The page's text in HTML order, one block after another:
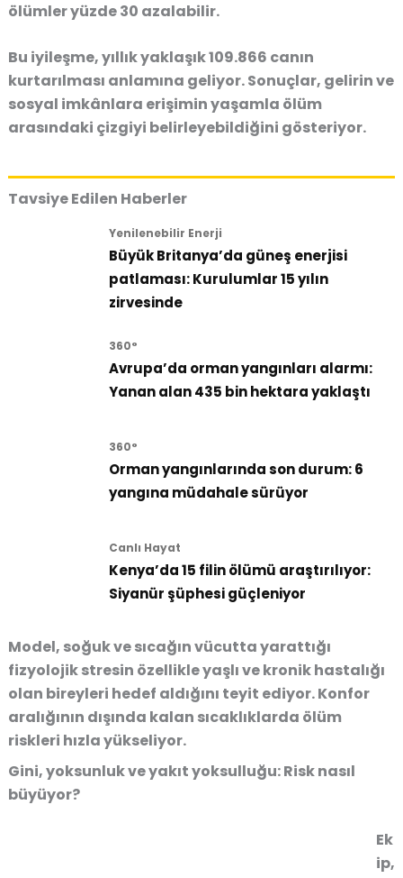
ölümler yüzde 30 azalabilir.
Bu iyileşme, yıllık yaklaşık 109.866 canın
kurtarılması anlamına geliyor. Sonuçlar, gelirin ve
sosyal imkânlara erişimin yaşamla ölüm
arasındaki çizgiyi belirleyebildiğini gösteriyor.
Tavsiye Edilen Haberler
Yenilenebilir Enerji
Büyük Britanya’da güneş enerjisi
patlaması: Kurulumlar 15 yılın
zirvesinde
360°
Avrupa’da orman yangınları alarmı:
Yanan alan 435 bin hektara yaklaştı
360°
Orman yangınlarında son durum: 6
yangına müdahale sürüyor
Canlı Hayat
Kenya’da 15 filin ölümü araştırılıyor:
Siyanür şüphesi güçleniyor
Model, soğuk ve sıcağın vücutta yarattığı
fizyolojik stresin özellikle yaşlı ve kronik hastalığı
olan bireyleri hedef aldığını teyit ediyor. Konfor
aralığının dışında kalan sıcaklıklarda ölüm
riskleri hızla yükseliyor.
Gini, yoksunluk ve yakıt yoksulluğu: Risk nasıl
büyüyor?
Ek
ip,